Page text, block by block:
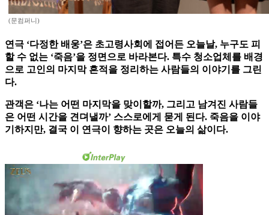
(문컴퍼니)
연극 ‘다정한 배웅’은 초고령사회에 접어든 오늘날, 누구도 피
할 수 없는 ‘죽음’을 정면으로 바라본다. 특수 청소업체를 배경
으로 고인의 마지막 흔적을 정리하는 사람들의 이야기를 그린
다.
관객은 ‘나는 어떤 마지막을 맞이할까, 그리고 남겨진 사람들
은 어떤 시간을 견뎌낼까’ 스스로에게 묻게 된다. 죽음을 이야
기하지만, 결국 이 연극이 향하는 곳은 오늘의 삶이다.